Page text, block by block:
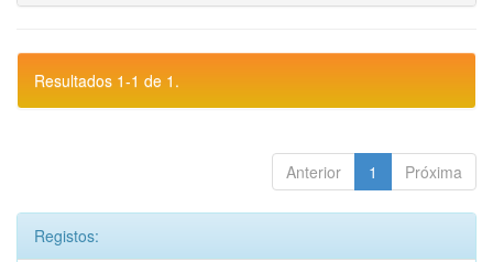
Resultados 1-1 de 1.
Anterior 1 Próxima
Registos: